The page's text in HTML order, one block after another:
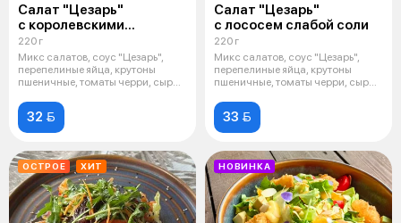
Салат "Цезарь"
с королевскими
креветками
220 г
Микс салатов, соус "Цезарь",
перепелиные яйца, крутоны
пшеничные, томаты черри, сыр
32 
Салат "Цезарь"
с лососем слабой соли
220 г
Микс салатов, соус "Цезарь",
перепелиные яйца, крутоны
пшеничные, томаты черри, сыр
33 
ОСТРОЕ ХИТ НОВИНКА